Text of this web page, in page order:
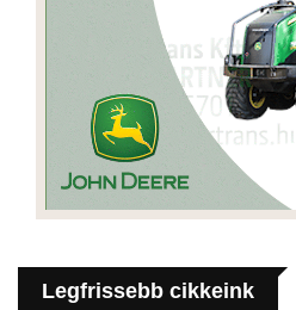
Legfrissebb cikkeink